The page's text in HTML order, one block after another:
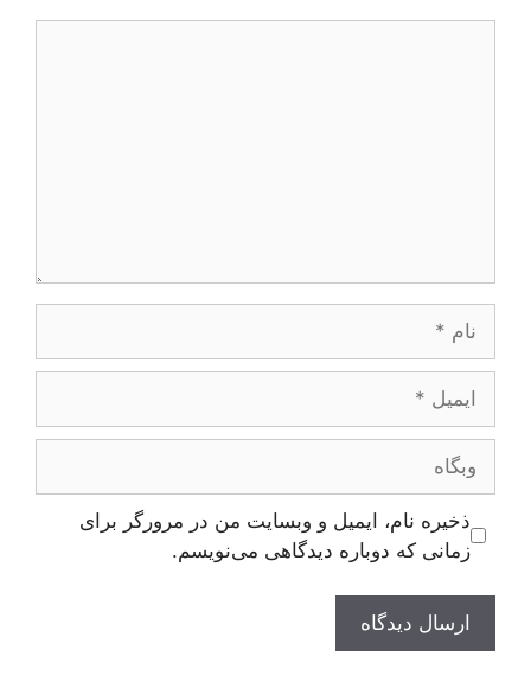
وبگاه
ذخیره نام، ایمیل و وبسایت من در مرورگر برای
زمانی که دوباره دیدگاهی می‌نویسم.